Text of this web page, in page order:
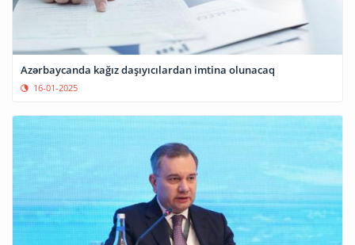
Azərbaycanda kağız daşıyıcılardan imtina olunacaq
16-01-2025